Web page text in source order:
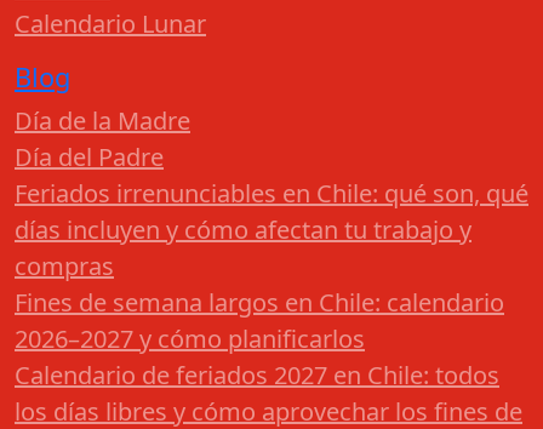
Calendario Lunar
Blog
Día de la Madre
Día del Padre
Feriados irrenunciables en Chile: qué son, qué
días incluyen y cómo afectan tu trabajo y
compras
Fines de semana largos en Chile: calendario
2026–2027 y cómo planificarlos
Calendario de feriados 2027 en Chile: todos
los días libres y cómo aprovechar los fines de